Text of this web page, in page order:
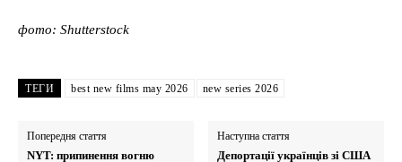
фото: Shutterstock
ТЕГИ best new films may 2026 new series 2026
Попередня стаття
NYT: припинення вогню
Наступна стаття
Депортації українців зі США